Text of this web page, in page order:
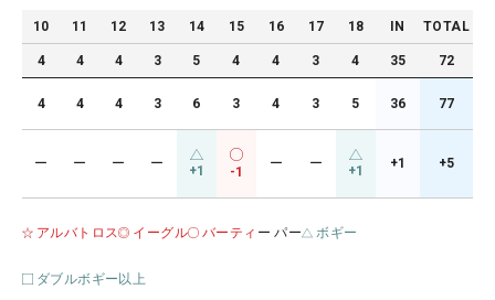
10 11 12 13 14 15 16 17 18 IN TOTAL
4 4 4 3 5 4 4 3 4 35 72
4 4 4 3 6 3 4 3 5 36 77
ー ー ー ー +1 -1
ー ー +1 +1 +5
アルバトロス イーグル バーティ ー パー ボギー
ダブルボギー以上